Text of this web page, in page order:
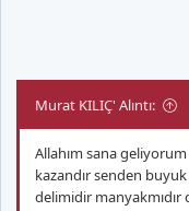
Murat KILIÇ' Alıntı:
Allahım sana
kazandır senden
delimidir manyakmıdır